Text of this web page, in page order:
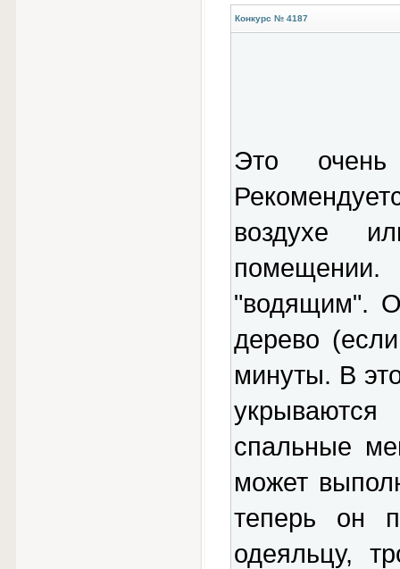
Конкурс № 4187
Это
воздухе
"водящим".
дерево
минуты. В
спальные
может
теперь он
одеяльцу,